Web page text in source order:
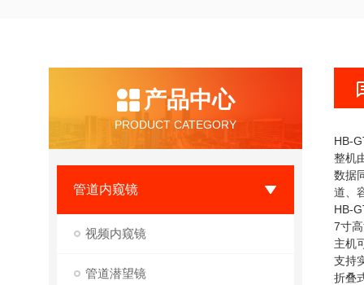
产品中心
PRODUCT CATEGORY
管道内窥镜
视频内窥镜
管道潜望镜
HB-
整机
数据
道、
HB-
7寸
主机
支持
折叠